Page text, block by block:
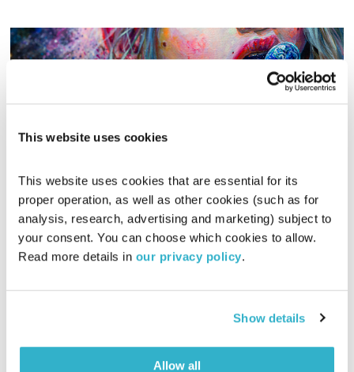
This website uses cookies
This website uses cookies that are essential for its
proper operation, as well as other cookies (such as for
analysis, research, advertising and marketing) subject to
your consent. You can choose which cookies to allow.
Read more details in our privacy policy.
Show details
Allow all
עולם קטן – 13.11.18
עולם קטן
אורי בנקהלטר
אודיו